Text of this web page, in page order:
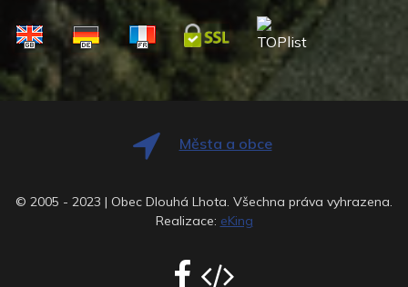
Města a obce
© 2005 - 2023 | Obec Dlouhá Lhota. Všechna práva vyhrazena.
Realizace: eKing